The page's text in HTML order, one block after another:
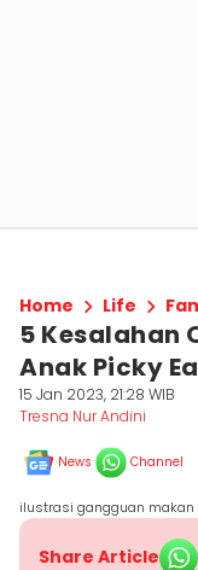
Home Life
5 Kesalahan
Anak Picky
15 Jan 2023, 21:28 WIB
Tresna Nur Andini
News Channel
ilustrasi gangguan makan
Share Article